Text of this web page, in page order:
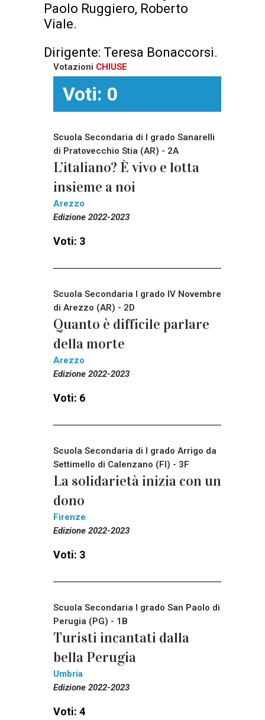
Paolo Ruggiero, Roberto
Viale.
Dirigente: Teresa Bonaccorsi.
Votazioni CHIUSE
Voti: 0
Scuola Secondaria di I grado Sanarelli
di Pratovecchio Stia (AR) - 2A
L’italiano? È vivo e lotta
insieme a noi
Arezzo
Edizione 2022-2023
Voti: 3
Scuola Secondaria I grado IV Novembre
di Arezzo (AR) - 2D
Quanto è difficile parlare
della morte
Arezzo
Edizione 2022-2023
Voti: 6
Scuola Secondaria di I grado Arrigo da
Settimello di Calenzano (FI) - 3F
La solidarietà inizia con un
dono
Firenze
Edizione 2022-2023
Voti: 3
Scuola Secondaria I grado San Paolo di
Perugia (PG) - 1B
Turisti incantati dalla
bella Perugia
Umbria
Edizione 2022-2023
Voti: 4